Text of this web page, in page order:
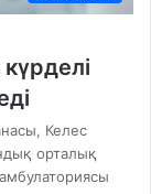
Келес
орталық